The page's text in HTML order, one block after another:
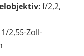
f/2,2,
2,55-Zoll-